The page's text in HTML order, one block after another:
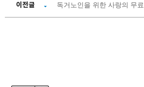
이전글 독거노인을 위한 사랑의 무